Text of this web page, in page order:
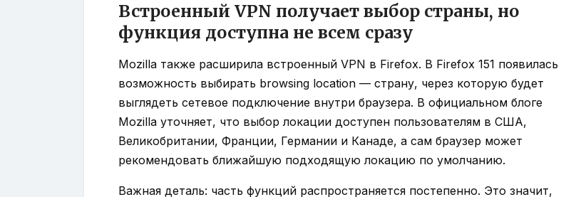
Встроенный VPN получает выбор страны, но
функция доступна не всем сразу
Mozilla также расширила встроенный VPN в Firefox. В Firefox 151 появилась
возможность выбирать browsing location — страну, через которую будет
выглядеть сетевое подключение внутри браузера. В официальном блоге
Mozilla уточняет, что выбор локации доступен пользователям в США,
Великобритании, Франции, Германии и Канаде, а сам браузер может
рекомендовать ближайшую подходящую локацию по умолчанию.
Важная деталь: часть функций распространяется постепенно. Это значит,